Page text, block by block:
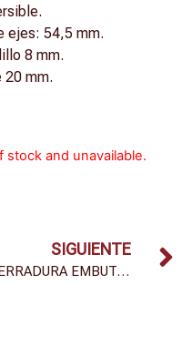
ejes: 54,5 mm.
8 mm.
20 mm.
and unavailable.
SIGUIENTE
CERRADURA EMBUTIR MOD. 2002